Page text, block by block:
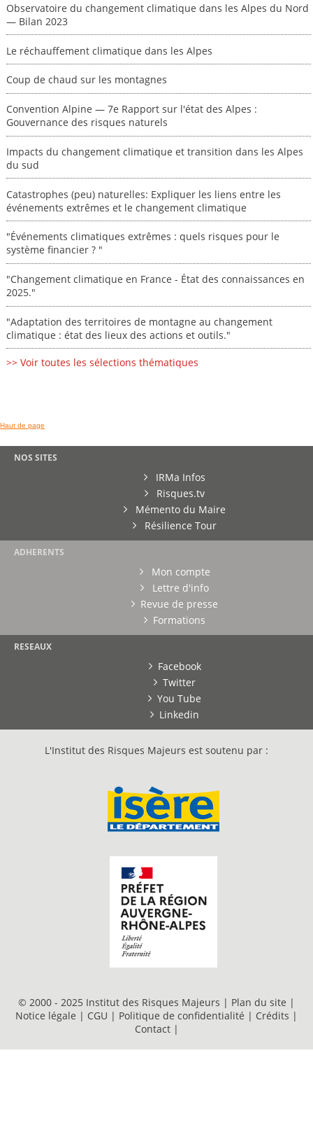
Observatoire du changement climatique dans les Alpes du Nord
— Bilan 2023
Le réchauffement climatique dans les Alpes
Coup de chaud sur les montagnes
Convention Alpine — 7e Rapport sur l'état des Alpes :
Gouvernance des risques naturels
Impacts du changement climatique et transition dans les Alpes
du sud
Catastrophes (peu) naturelles: Expliquer les liens entre les
événements extrêmes et le changement climatique
"Événements climatiques extrêmes : quels risques pour le
système financier ? "
"Changement climatique en France - État des connaissances en
2025."
"Adaptation des territoires de montagne au changement
climatique : état des lieux des actions et outils."
>> Voir toutes les sélections thématiques
Haut de page
NOS SITES
IRMa Infos
Risques.tv
Mémento du Maire
Résilience Tour
ADHERENTS
Mon compte
Lettre d'info
Revue de presse
Formations
RESEAUX
Facebook
Twitter
You Tube
Linkedin
L'Institut des Risques Majeurs est soutenu par :
© 2000 - 2025 Institut des Risques Majeurs | Plan du site |
Notice légale | CGU | Politique de confidentialité | Crédits |
Contact |